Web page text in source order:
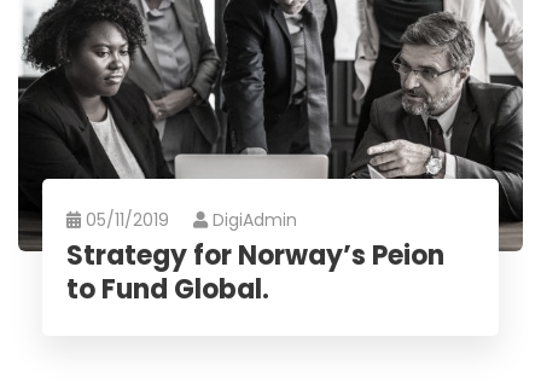
05/11/2019 DigiAdmin
Strategy for Norway’s Peion
to Fund Global.